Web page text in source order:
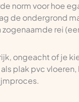
norm voor hoe
de ondergrond
rei
ongeacht of je
plak pvc